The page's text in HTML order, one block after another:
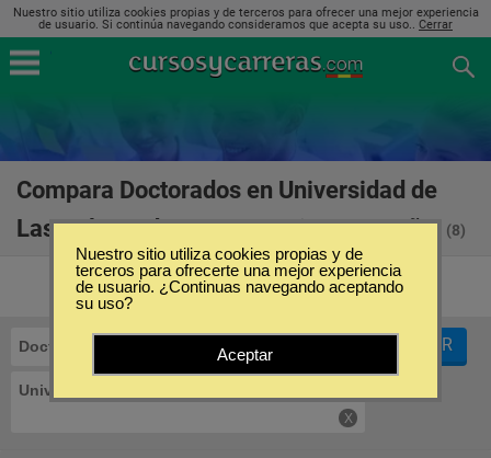
Nuestro sitio utiliza cookies propias y de terceros para ofrecer una mejor experiencia
de usuario. Si continúa navegando consideramos que acepta su uso.. Cerrar
Compara Doctorados en Universidad de
Las Palmas de Gran Canaria en España
(8)
Doctorados
Universidad de Las Palmas de Gran Canaria
FILTRAR
Nuestro sitio utiliza cookies propias y de
terceros para ofrecerte una mejor experiencia
de usuario. ¿Continuas navegando aceptando
su uso?
Aceptar